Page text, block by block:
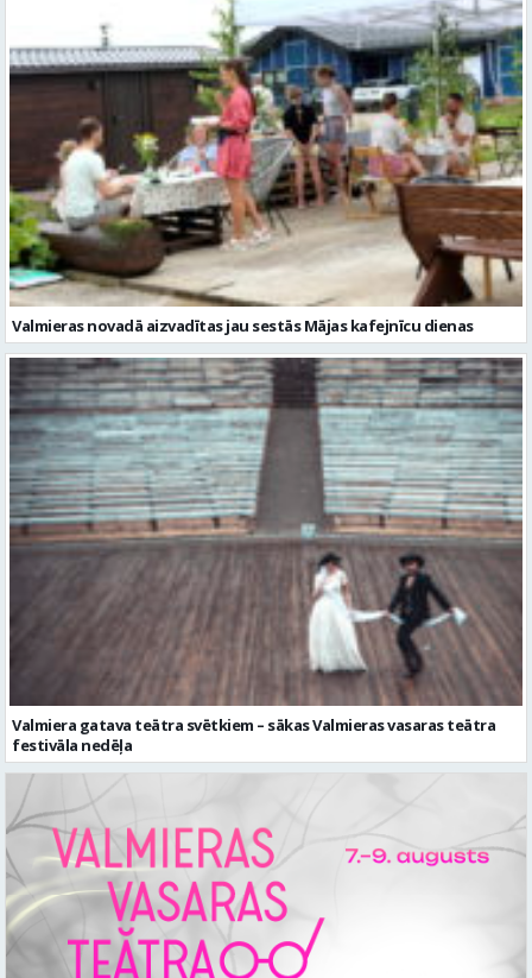
Valmieras novadā aizvadītas jau sestās Mājas kafejnīcu dienas
Valmiera gatava teātra svētkiem – sākas Valmieras vasaras teātra
festivāla nedēļa